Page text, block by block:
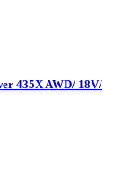
435X AWD/ 18V/